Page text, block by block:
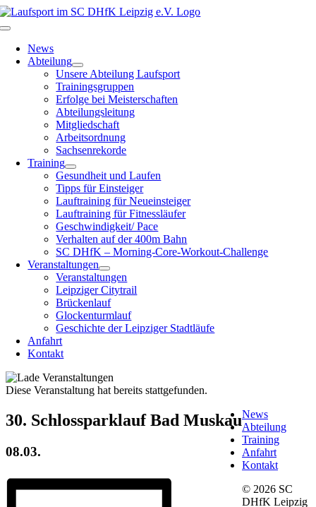
Zum
Inhalt
Toggle
Navigation
News
Abteilung
Unsere Abteilung Laufsport
Trainingsgruppen
Erfolge bei Meisterschaften
Abteilungsleitung
Mitgliedschaft
Arbeitsordnung
Sachsenrekorde
Training
Gesundheit und Laufen
Tipps für Einsteiger
Lauftraining für Neueinsteiger
Lauftraining für Fitnessläufer
Geschwindigkeit/ Pace
Verhalten auf der 400m Bahn
SC DHfK – Morning-Core-Workout-Challenge
Veranstaltungen
Veranstaltungen
Leipziger Citytrail
Brückenlauf
Glockenturmlauf
Geschichte der Leipziger Stadtläufe
Anfahrt
Kontakt
Diese Veranstaltung hat bereits stattgefunden.
30. Schlossparklauf Bad Muskau
08.03.
News
Abteilung
Training
Anfahrt
Kontakt
© 2026 SC
DHfK Leipzig